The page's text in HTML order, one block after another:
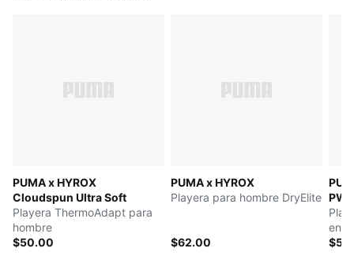
PUMA x HYROX
Cloudspun Ultra Soft
Playera ThermoAdapt para
hombre
$50.00
PUMA x HYROX
Playera para hombre DryElite
$62.00